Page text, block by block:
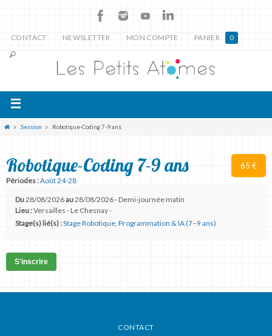
CONTACT NEWSLETTER MON COMPTE PANIER 0
Session Robotique-Coding 7-9 ans
65 €
Robotique-Coding 7-9 ans
Périodes :Août 24-28
Du28/08/2026au28/08/2026 - Demi-journée matin
Lieu :Versailles - Le Chesnay -
Stage(s) lié(s) :Stage Robotique, Programmation & IA (7–9 ans)
S'inscrire
CONTACT